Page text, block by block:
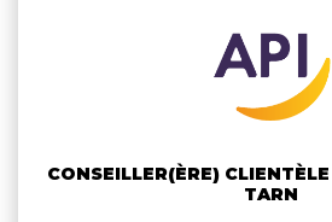
CONSEILLER(ÈRE)
TARN